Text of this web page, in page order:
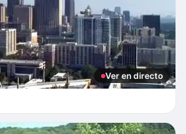
Ver en directo